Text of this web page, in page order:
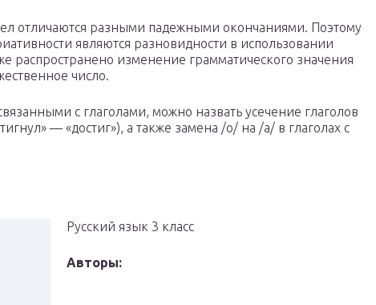
отличаются разными падежными окончаниями. Поэтому
являются разновидности в использовании
распространено изменение грамматического значения
число.
с глаголами, можно назвать усечение глаголов
— «достиг»), а также замена /о/ на /а/ в глаголах с
Русский язык 3 класс
Авторы: